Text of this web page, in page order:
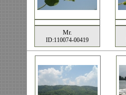
Mr.
ID:110074-00419